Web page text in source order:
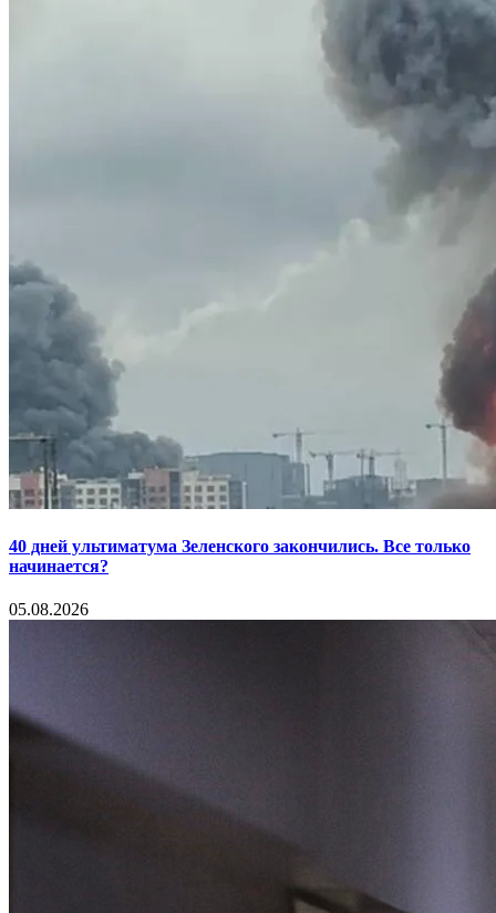
40 дней ультиматума Зеленского закончились. Все только
начинается?
05.08.2026